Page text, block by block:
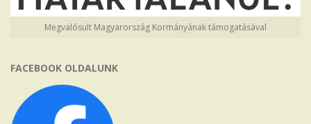
Megvalósult Magyarország Kormányának támogatásával
FACEBOOK OLDALUNK